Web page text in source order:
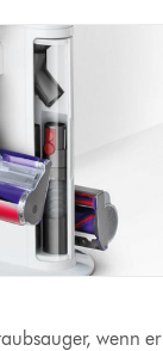
wenn er